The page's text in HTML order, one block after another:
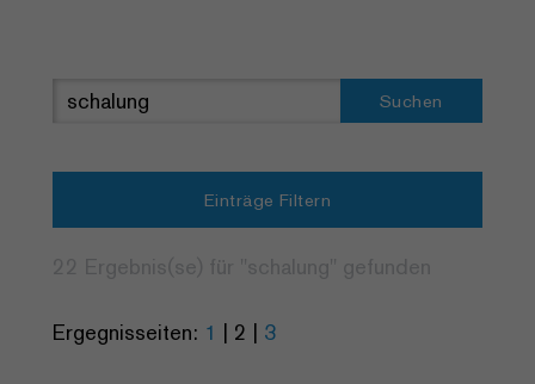
Suchen
Einträge Filtern
Ergegnisseiten: 1 | 2 | 3